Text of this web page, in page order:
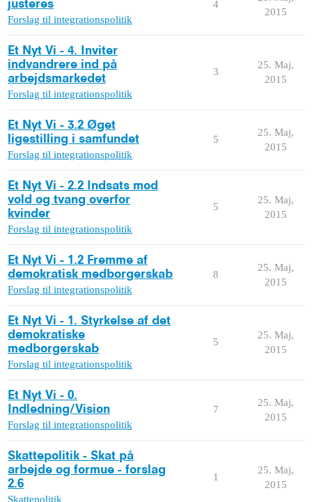
justeres
Forslag til integrationspolitik
4
2015
Et Nyt Vi - 4. Inviter
indvandrere ind på
arbejdsmarkedet
Forslag til integrationspolitik
3
25. Maj,
2015
Et Nyt Vi - 3.2 Øget
ligestilling i samfundet
Forslag til integrationspolitik
5
25. Maj,
2015
Et Nyt Vi - 2.2 Indsats mod
vold og tvang overfor
kvinder
Forslag til integrationspolitik
5
25. Maj,
2015
Et Nyt Vi - 1.2 Fremme af
demokratisk medborgerskab
Forslag til integrationspolitik
8
25. Maj,
2015
Et Nyt Vi - 1. Styrkelse af det
demokratiske
medborgerskab
Forslag til integrationspolitik
5
25. Maj,
2015
Et Nyt Vi - 0.
Indledning/Vision
Forslag til integrationspolitik
7
25. Maj,
2015
Skattepolitik - Skat på
arbejde og formue - forslag
2.6
Skattepolitik
1
25. Maj,
2015